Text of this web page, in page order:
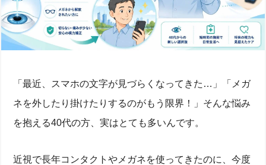
「最近、スマホの文字が見づらくなってきた…」「メガ
ネを外したり掛けたりするのがもう限界！」そんな悩み
を抱える40代の方、実はとても多いんです。
近視で長年コンタクトやメガネを使ってきたのに、今度